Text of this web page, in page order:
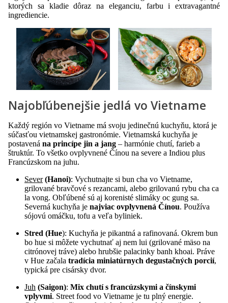
ktorých sa kladie dôraz na eleganciu, farbu i extravagantné
ingrediencie.
Najobľúbenejšie jedlá vo Vietname
Každý región vo Vietname má svoju jedinečnú kuchyňu, ktorá je
súčasťou vietnamskej gastronómie. Vietnamská kuchyňa je
postavená na princípe jin a jang – harmónie chutí, farieb a
štruktúr. To všetko ovplyvnené Čínou na severe a Indiou plus
Francúzskom na juhu.
Sever (Hanoi): Vychutnajte si bun cha vo Vietname,
grilované bravčové s rezancami, alebo grilovanú rybu cha ca
la vong. Obľúbené sú aj korenisté slimáky oc gung sa.
Severná kuchyňa je najviac ovplyvnená Čínou. Používa
sójovú omáčku, tofu a veľa byliniek.
Stred (Hue): Kuchyňa je pikantná a rafinovaná. Okrem bun
bo hue si môžete vychutnať aj nem lui (grilované mäso na
citrónovej tráve) alebo hrubšie palacinky banh khoai. Práve
v Hue začala tradícia miniatúrnych degustačných porcií,
typická pre cisársky dvor.
Juh (Saigon): Mix chutí s francúzskymi a čínskymi
vplyvmi. Street food vo Vietname je tu plný energie.